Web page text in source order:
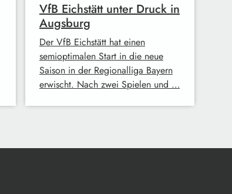
VfB Eichstätt unter Druck in
Augsburg
Der VfB Eichstätt hat einen
semioptimalen Start in die neue
Saison in der Regionalliga Bayern
erwischt. Nach zwei Spielen und …